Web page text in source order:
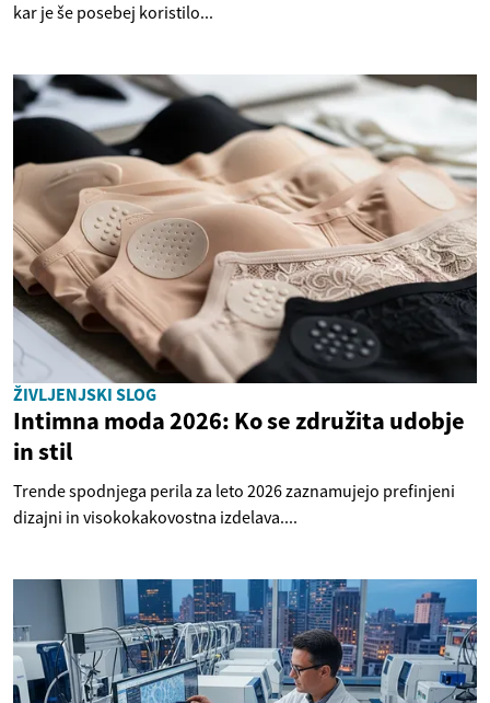
kar je še posebej koristilo...
ŽIVLJENJSKI SLOG
Intimna moda 2026: Ko se združita udobje
in stil
Trende spodnjega perila za leto 2026 zaznamujejo prefinjeni
dizajni in visokokakovostna izdelava....